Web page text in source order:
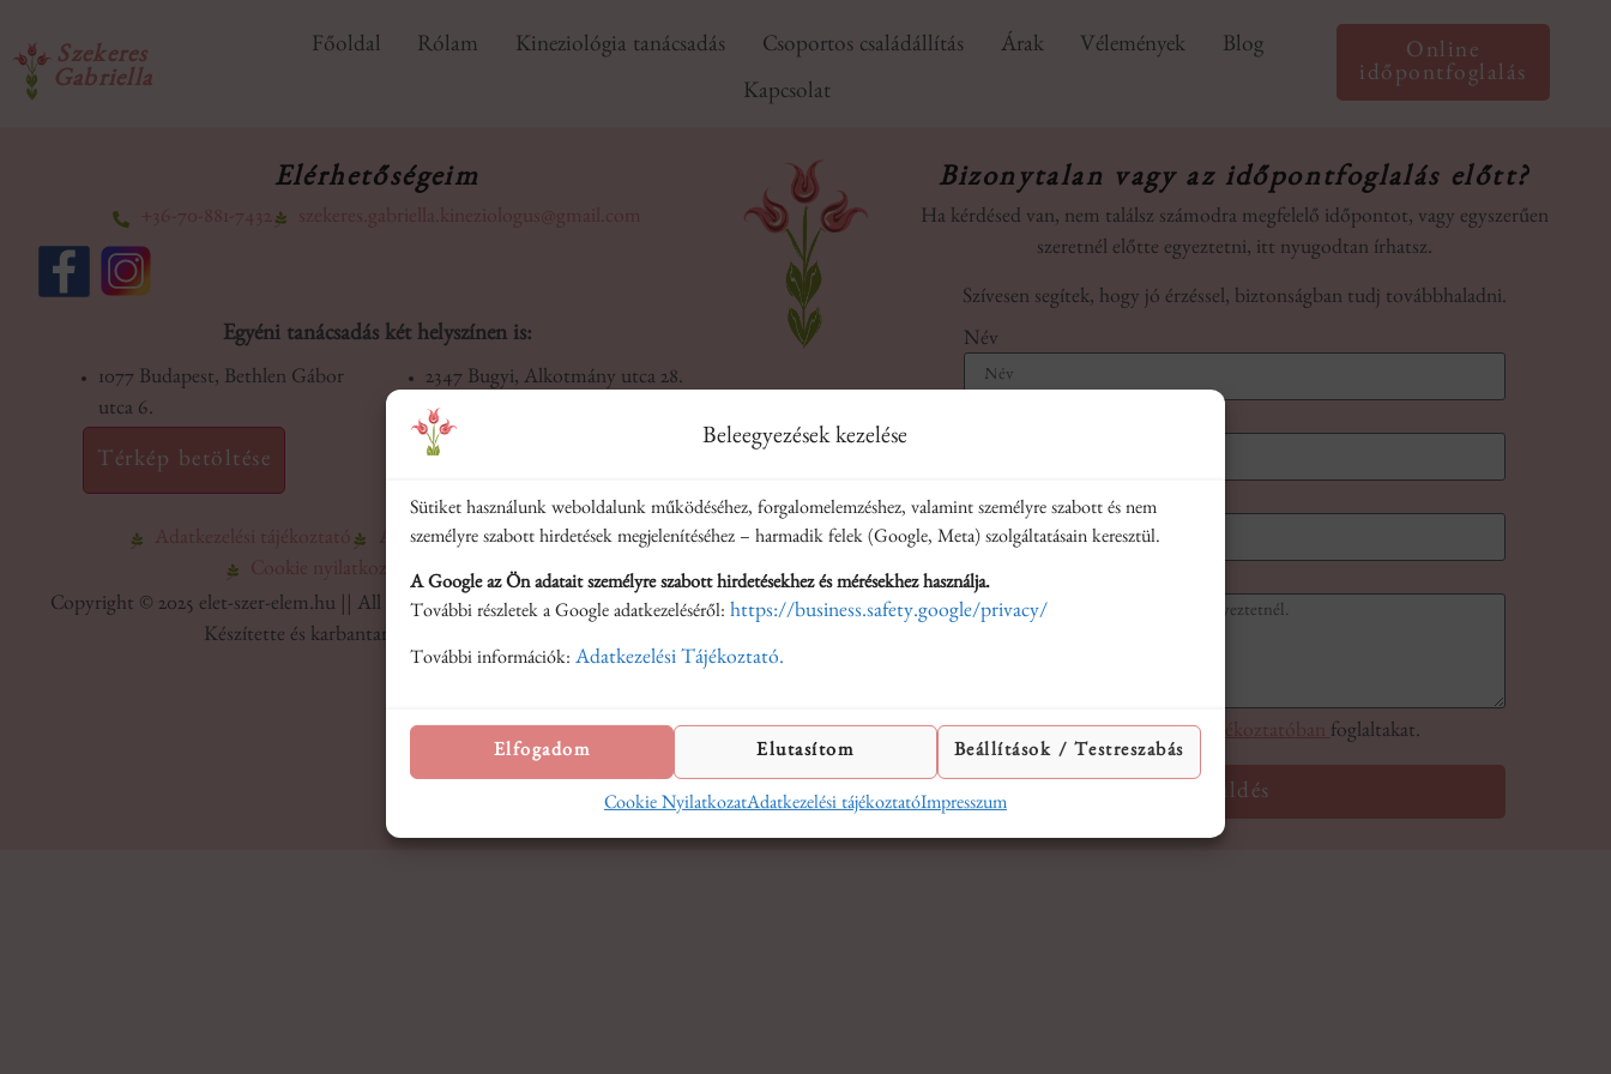
Beleegyezések kezelése
Sütiket használunk weboldalunk működéséhez, forgalomelemzéshez, valamint személyre szabott és nem
személyre szabott hirdetések megjelenítéséhez – harmadik felek (Google, Meta) szolgáltatásain keresztül.
A Google az Ön adatait személyre szabott hirdetésekhez és mérésekhez használja.
További részletek a Google adatkezeléséről: https://business.safety.google/privacy/
További információk: Adatkezelési Tájékoztató.
Elfogadom Elutasítom Beállítások / Testreszabás
Cookie NyilatkozatAdatkezelési tájékoztatóImpresszum
Szekeres
Gabriella
Főoldal Rólam Kineziológia tanácsadás Csoportos családállítás Árak Vélemények Blog
Kapcsolat
Online
időpontfoglalás
Elérhetőségeim
+36-70-881-7432 szekeres.gabriella.kineziologus@gmail.com
Egyéni tanácsadás két helyszínen is:
1077 Budapest, Bethlen Gábor
utca 6.
Térkép betöltése
2347 Bugyi, Alkotmány utca 28.
Térkép betöltése
Adatkezelési tájékoztató
Általános Szerződési Feltételek
Cookie nyilatkozat
Impresszum
Copyright © 2025 elet-szer-elem.hu || All rights reserved. Minden jog fenntartva!
Készítette és karbantartja:
Bizonytalan vagy az időpontfoglalás előtt?
Ha kérdésed van, nem találsz számodra megfelelő időpontot, vagy egyszerűen
szeretnél előtte egyeztetni, itt nyugodtan írhatsz.
Szívesen segítek, hogy jó érzéssel, biztonságban tudj továbbhaladni.
Név
Mobil
Üzenet
Elfogadom azAdatkezelési tájékoztatóbanfoglaltakat.
Küldés